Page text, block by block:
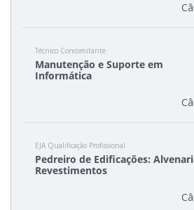
Técnico Concomitante
Manutenção e Suporte em
Informática
EJA Qualificação Profissional
Pedreiro de Edificações:
Revestimentos